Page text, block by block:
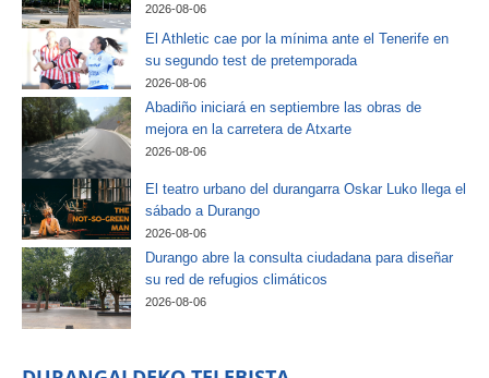
2026-08-06
El Athletic cae por la mínima ante el Tenerife en
su segundo test de pretemporada
2026-08-06
Abadiño iniciará en septiembre las obras de
mejora en la carretera de Atxarte
2026-08-06
El teatro urbano del durangarra Oskar Luko llega el
sábado a Durango
2026-08-06
Durango abre la consulta ciudadana para diseñar
su red de refugios climáticos
2026-08-06